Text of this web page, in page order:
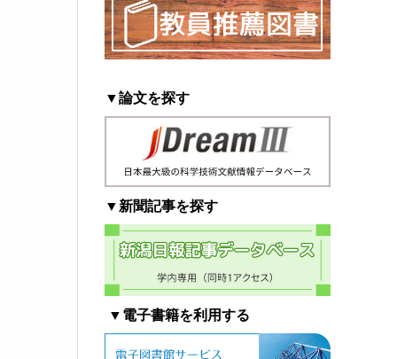
▼論文を探す
▼新聞記事を探す
▼電子書籍を利用する